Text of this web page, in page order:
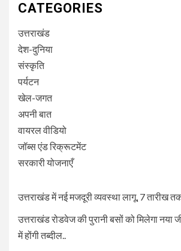
CATEGORIES
उत्तराखंड
देश-दुनिया
संस्कृति
पर्यटन
खेल-जगत
अपनी बात
वायरल वीडियो
जॉब्स एंड रिक्रूटमेंट
सरकारी योजनाएँ
उत्तराखंड में नई मजदूरी व्यवस्था लागू, 7 तारीख
उत्तराखंड रोडवेज की पुरानी बसों को मिलेगा नया
में होंगी तब्दील..